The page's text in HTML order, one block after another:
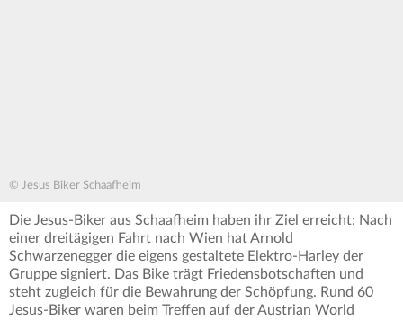
© Jesus Biker Schaafheim
Die Jesus-Biker aus Schaafheim haben ihr Ziel erreicht: Nach
einer dreitägigen Fahrt nach Wien hat Arnold
Schwarzenegger die eigens gestaltete Elektro-Harley der
Gruppe signiert. Das Bike trägt Friedensbotschaften und
steht zugleich für die Bewahrung der Schöpfung. Rund 60
Jesus-Biker waren beim Treffen auf der Austrian World